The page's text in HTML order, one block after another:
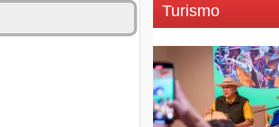
Turismo